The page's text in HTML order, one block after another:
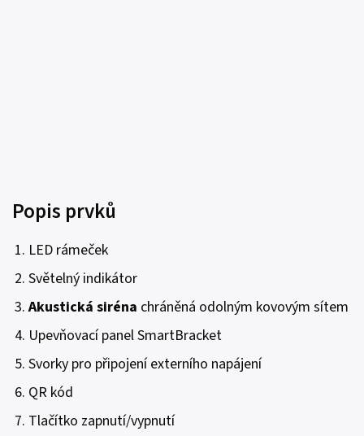
Popis prvků
LED rámeček
Světelný indikátor
Akustická siréna chráněná odolným kovovým sítem
Upevňovací panel SmartBracket
Svorky pro připojení externího napájení
QR kód
Tlačítko zapnutí/vypnutí